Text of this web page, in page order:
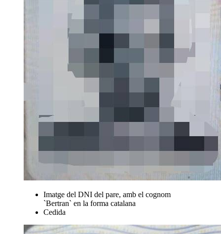
Imatge del DNI del pare, amb el cognom
`Bertran` en la forma catalana
Cedida